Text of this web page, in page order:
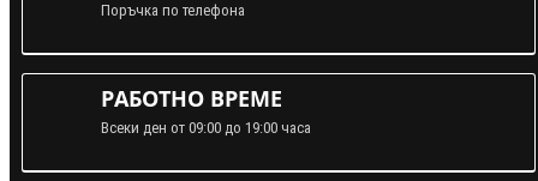
Поръчка по телефона
РАБОТНО ВРЕМЕ
Всеки ден от 09:00 до 19:00 часа